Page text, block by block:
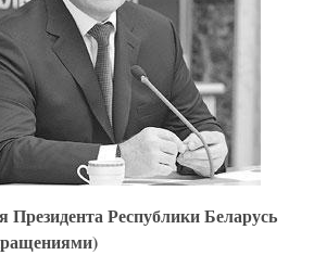
Президента Республики Беларусь